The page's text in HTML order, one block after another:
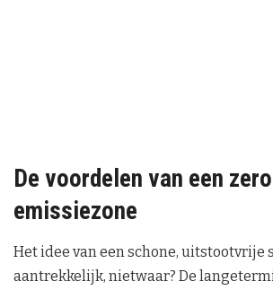
De voordelen van een
emissiezone
Het idee van een schone, uitstootvrije
aantrekkelijk, nietwaar? De